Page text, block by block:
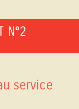
N°2
service